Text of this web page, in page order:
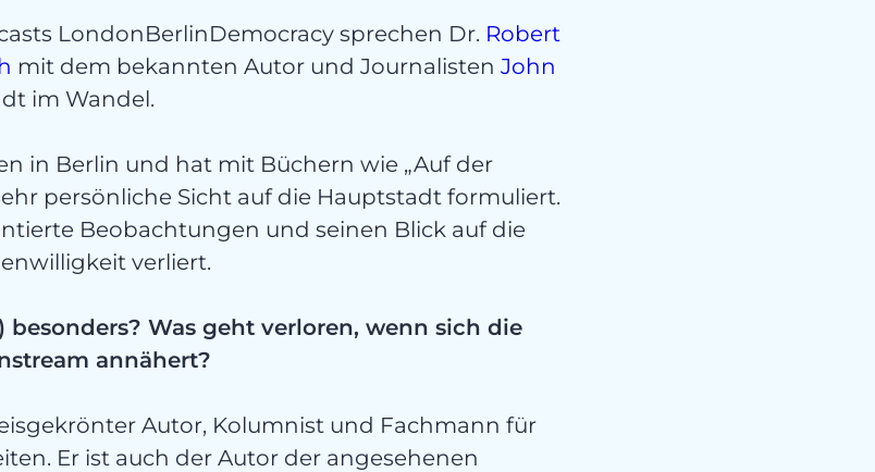
LondonBerlinDemocracy sprechen Dr. Robert
mit dem bekannten Autor und JournalistenJohn
im Wandel.
in Berlin und hat mit Büchern wie „Auf der
persönliche Sicht auf die Hauptstadt formuliert.
Beobachtungen und seinen Blick auf die
verliert.
Was geht verloren, wenn sich die
annähert?
Autor, Kolumnist und Fachmann für
Er ist auch der Autor der angesehenen